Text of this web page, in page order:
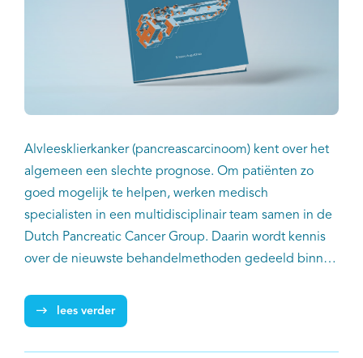
Alvleesklierkanker (pancreascarcinoom) kent over het
algemeen een slechte prognose. Om patiënten zo
goed mogelijk te helpen, werken medisch
specialisten in een multidisciplinair team samen in de
Dutch Pancreatic Cancer Group. Daarin wordt kennis
over de nieuwste behandelmethoden gedeeld binnen
optimale behandeling kunnen krijgen. Het proefschrift
van Simone Augustinus (Amsterdam UMC) over het
lees verder